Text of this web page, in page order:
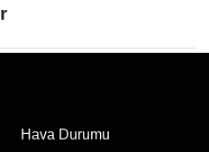
Hava Durumu